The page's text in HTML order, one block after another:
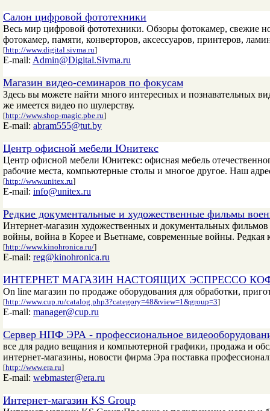
Салон цифровой фототехники
Весь мир цифровой фототехники. Обзоры фотокамер, свежие
фотокамер, памяти, конверторов, аксессуаров, принтеров,
[http://www.digital.sivma.ru]
E-mail: Admin@Digital.Sivma.ru
Магазин видео-семинаров по фокусам
Здесь вы можете найти много интересных и познавательных
же имеется видео по шулерству.
[http://www.shop-magic.pbe.ru]
E-mail: abram555@tut.by
Центр офисной мебели Юнитекс
Центр офисной мебели Юнитекс: офисная мебель
рабочие места, компьютерные столы и многое другое. Наш
[http://www.unitex.ru]
E-mail: info@unitex.ru
Редкие документальные и художественные фильмы
Интернет-магазин художественных и документальных
войны, война в Корее и Вьетнаме, современные войны.
[http://www.kinohronica.ru/]
E-mail: reg@kinohronica.ru
ИНТЕРНЕТ МАГАЗИН НАСТОЯЩИХ ЭСПРЕССО
On line магазин по продаже оборудования для обработки,
[http://www.cup.ru/catalog.php3?category=48&view=1&group=3]
E-mail: manager@cup.ru
Сервер НПФ ЭРА - профессиональное
все для радио вещания и компьютерной графики, продажа и
интернет-магазины, новости фирма Эра поставка
[http://www.era.ru]
E-mail: webmaster@era.ru
Интернет-магазин KS Group